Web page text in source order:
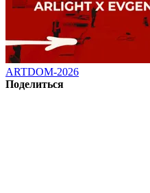
ARTDOM-2026
Поделиться